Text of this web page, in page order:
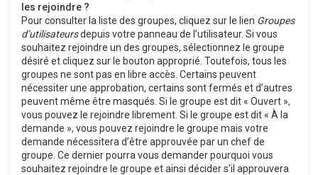
les rejoindre ?
Pour consulter la liste des groupes, cliquez sur le lien Groupes
d’utilisateursdepuis votre panneau de l’utilisateur. Si vous
souhaitez rejoindre un des groupes, sélectionnez le groupe
désiré et cliquez sur le bouton approprié. Toutefois, tous les
groupes ne sont pas en libre accès. Certains peuvent
nécessiter une approbation, certains sont fermés et d’autres
peuvent même être masqués. Si le groupe est dit « Ouvert »,
vous pouvez le rejoindre librement. Si le groupe est dit « À la
demande », vous pouvez rejoindre le groupe mais votre
demande nécessitera d’être approuvée par un chef de
groupe. Ce dernier pourra vous demander pourquoi vous
souhaitez rejoindre le groupe et ainsi décider s’il approuvera